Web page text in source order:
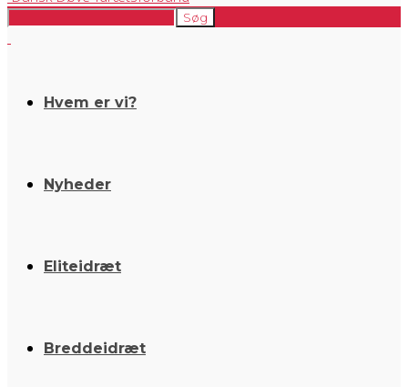
Hvem er vi?
Nyheder
Eliteidræt
Breddeidræt